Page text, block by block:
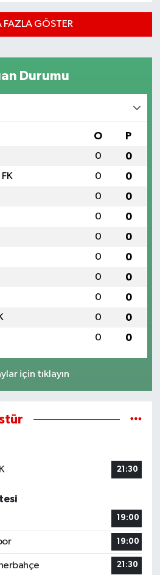
FAZLA GÖSTER
Durumu
O P
0 0
0 0
0 0
0 0
0 0
0 0
0 0
0 0
0 0
0 0
için tıklayın
21:30
19:00
19:00
21:30